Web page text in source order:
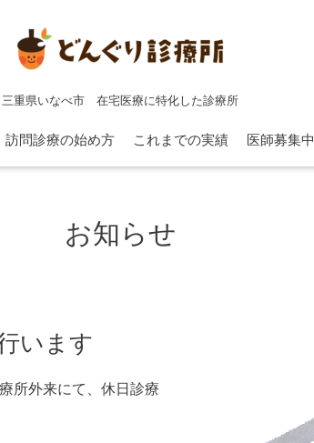
三重県いなべ市 在宅医療に特化した診療所
訪問診療の始め方 これまでの実績 医師募集中
お知らせ
います
所外来にて、休日診療